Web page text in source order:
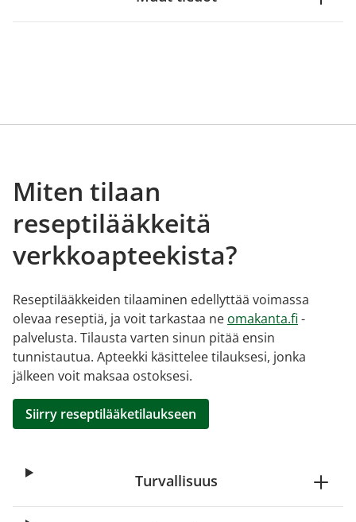
Miten tilaan
reseptilääkkeitä
verkkoapteekista?
Reseptilääkkeiden tilaaminen edellyttää voimassa
olevaa reseptiä, ja voit tarkastaa ne omakanta.fi -
palvelusta. Tilausta varten sinun pitää ensin
tunnistautua. Apteekki käsittelee tilauksesi, jonka
jälkeen voit maksaa ostoksesi.
Siirry reseptilääketilaukseen
Turvallisuus